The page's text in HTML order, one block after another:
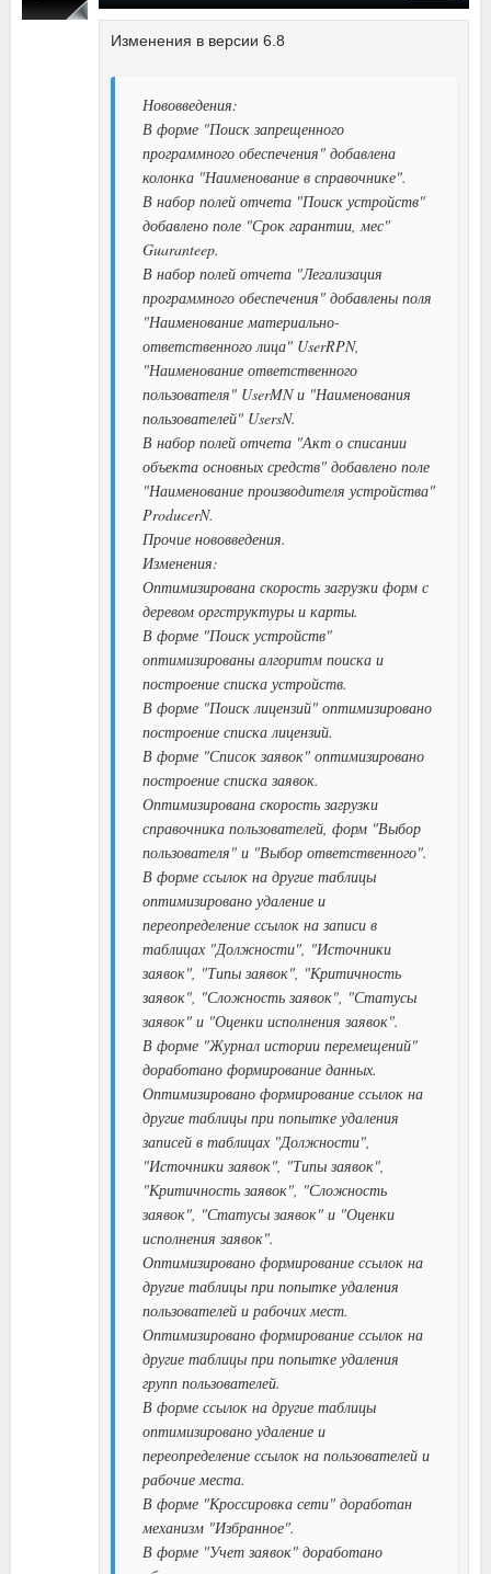
Изменения в версии 6.8
Нововведения:
В форме "Поиск запрещенного
программного обеспечения" добавлена
колонка "Наименование в справочнике".
В набор полей отчета "Поиск устройств"
добавлено поле "Срок гарантии, мес"
Guaranteep.
В набор полей отчета "Легализация
программного обеспечения" добавлены поля
"Наименование материально-
ответственного лица" UserRPN,
"Наименование ответственного
пользователя" UserMN и "Наименования
пользователей" UsersN.
В набор полей отчета "Акт о списании
объекта основных средств" добавлено поле
"Наименование производителя устройства"
ProducerN.
Прочие нововведения.
Изменения:
Оптимизирована скорость загрузки форм с
деревом оргструктуры и карты.
В форме "Поиск устройств"
оптимизированы алгоритм поиска и
построение списка устройств.
В форме "Поиск лицензий" оптимизировано
построение списка лицензий.
В форме "Список заявок" оптимизировано
построение списка заявок.
Оптимизирована скорость загрузки
справочника пользователей, форм "Выбор
пользователя" и "Выбор ответственного".
В форме ссылок на другие таблицы
оптимизировано удаление и
переопределение ссылок на записи в
таблицах "Должности", "Источники
заявок", "Типы заявок", "Критичность
заявок", "Сложность заявок", "Статусы
заявок" и "Оценки исполнения заявок".
В форме "Журнал истории перемещений"
доработано формирование данных.
Оптимизировано формирование ссылок на
другие таблицы при попытке удаления
записей в таблицах "Должности",
"Источники заявок", "Типы заявок",
"Критичность заявок", "Сложность
заявок", "Статусы заявок" и "Оценки
исполнения заявок".
Оптимизировано формирование ссылок на
другие таблицы при попытке удаления
пользователей и рабочих мест.
Оптимизировано формирование ссылок на
другие таблицы при попытке удаления
групп пользователей.
В форме ссылок на другие таблицы
оптимизировано удаление и
переопределение ссылок на пользователей и
рабочие места.
В форме "Кроссировка сети" доработан
механизм "Избранное".
В форме "Учет заявок" доработано